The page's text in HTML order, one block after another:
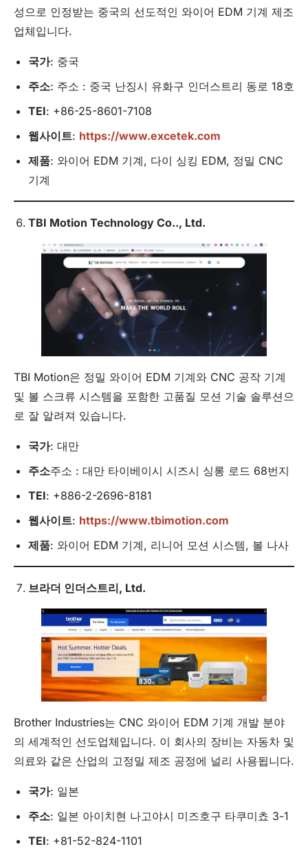
성으로 인정받는 중국의 선도적인 와이어 EDM 기계 제조
업체입니다.
국가: 중국
주소: 주소 : 중국 난징시 유화구 인더스트리 동로 18호
TEI: +86-25-8601-7108
웹사이트: https://www.excetek.com
제품: 와이어 EDM 기계, 다이 싱킹 EDM, 정밀 CNC
기계
TBI Motion Technology Co.., Ltd.
TBI Motion은 정밀 와이어 EDM 기계와 CNC 공작 기계
및 볼 스크류 시스템을 포함한 고품질 모션 기술 솔루션으
로 잘 알려져 있습니다.
국가: 대만
주소주소 : 대만 타이베이시 시즈시 싱롱 로드 68번지
TEI: +886-2-2696-8181
웹사이트: https://www.tbimotion.com
제품: 와이어 EDM 기계, 리니어 모션 시스템, 볼 나사
브라더 인더스트리, Ltd.
Brother Industries는 CNC 와이어 EDM 기계 개발 분야
의 세계적인 선도업체입니다. 이 회사의 장비는 자동차 및
의료와 같은 산업의 고정밀 제조 공정에 널리 사용됩니다.
국가: 일본
주소: 일본 아이치현 나고야시 미즈호구 타쿠미쵸 3-1
TEI: +81-52-824-1101